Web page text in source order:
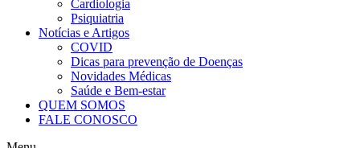
Cardiologia
Psiquiatria
Notícias e Artigos
COVID
Dicas para prevenção de Doenças
Novidades Médicas
Saúde e Bem-estar
QUEM SOMOS
FALE CONOSCO